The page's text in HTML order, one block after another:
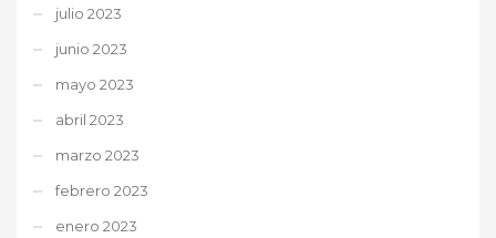
julio 2023
junio 2023
mayo 2023
abril 2023
marzo 2023
febrero 2023
enero 2023